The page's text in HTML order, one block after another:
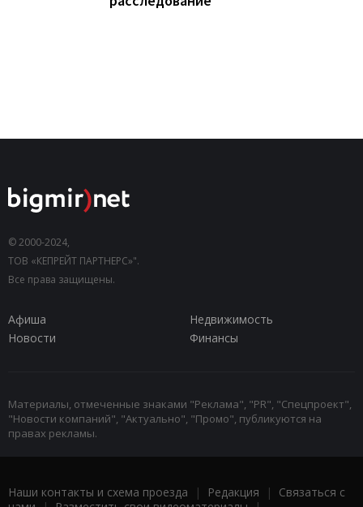
© 2000-2024,
ТОВ «КЕПРЕЙТ ПАРТНЕРС»".
Все права защищены.
Афиша
Недвижимость
Новости
Финансы
Материалы, отмеченные знаками "Реклама", "PR", "Спецпроект",
"Новости компаний", "Актуально", "Промо", публикуются на
правах рекламы.
Наши контакты и схема проезда | Редакция | Связаться с